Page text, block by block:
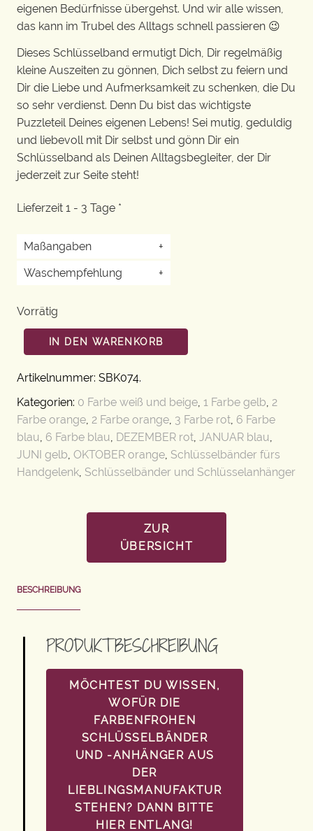
eigenen Bedürfnisse übergehst. Und wir alle wissen,
das kann im Trubel des Alltags schnell passieren 😉
Dieses Schlüsselband ermutigt Dich, Dir regelmäßig
kleine Auszeiten zu gönnen, Dich selbst zu feiern und
Dir die Liebe und Aufmerksamkeit zu schenken, die Du
so sehr verdienst. Denn Du bist das wichtigste
Puzzleteil Deines eigenen Lebens! Sei mutig, geduldig
und liebevoll mit Dir selbst und gönn Dir ein
Schlüsselband als Deinen Alltagsbegleiter, der Dir
jederzeit zur Seite steht!
Lieferzeit 1 - 3 Tage *
Maßangaben
+
Waschempfehlung
+
Vorrätig
IN DEN WARENKORB
Artikelnummer: SBK074.
Kategorien: 0 Farbe weiß und beige, 1 Farbe gelb, 2
Farbe orange, 2 Farbe orange, 3 Farbe rot, 6 Farbe
blau, 6 Farbe blau, DEZEMBER rot, JANUAR blau,
JUNI gelb, OKTOBER orange, Schlüsselbänder fürs
Handgelenk, Schlüsselbänder und Schlüsselanhänger
ZUR
ÜBERSICHT
BESCHREIBUNG
PRODUKTBESCHREIBUNG
MÖCHTEST DU WISSEN,
WOFÜR DIE
FARBENFROHEN
SCHLÜSSELBÄNDER
UND -ANHÄNGER AUS
DER
LIEBLINGSMANUFAKTUR
STEHEN? DANN BITTE
HIER ENTLANG!